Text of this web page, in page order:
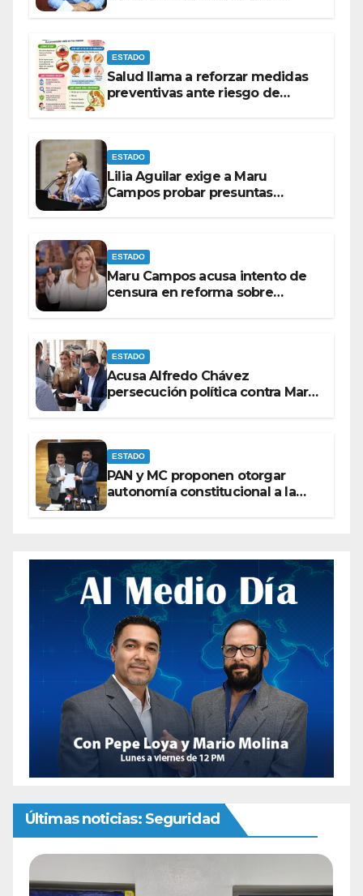
ESTADO
Salud llama a reforzar medidas
preventivas ante riesgo de
ESTADO
Lilia Aguilar exige a Maru
Campos probar presuntas
ESTADO
Maru Campos acusa intento de
censura en reforma sobre
ESTADO
Acusa Alfredo Chávez
persecución política contra Maru
ESTADO
PAN y MC proponen otorgar
autonomía constitucional a la
Últimas noticias: Seguridad